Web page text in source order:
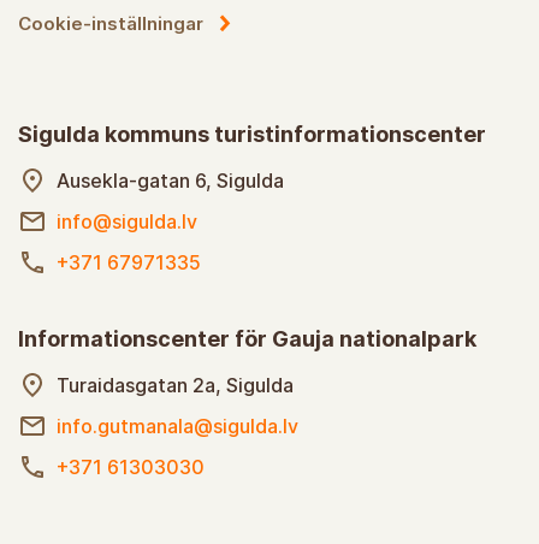
Cookie-inställningar
Sigulda kommuns turistinformationscenter
Ausekla-gatan 6, Sigulda
info@sigulda.lv
+371 67971335
Informationscenter för Gauja nationalpark
Turaidasgatan 2a, Sigulda
info.gutmanala@sigulda.lv
+371 61303030